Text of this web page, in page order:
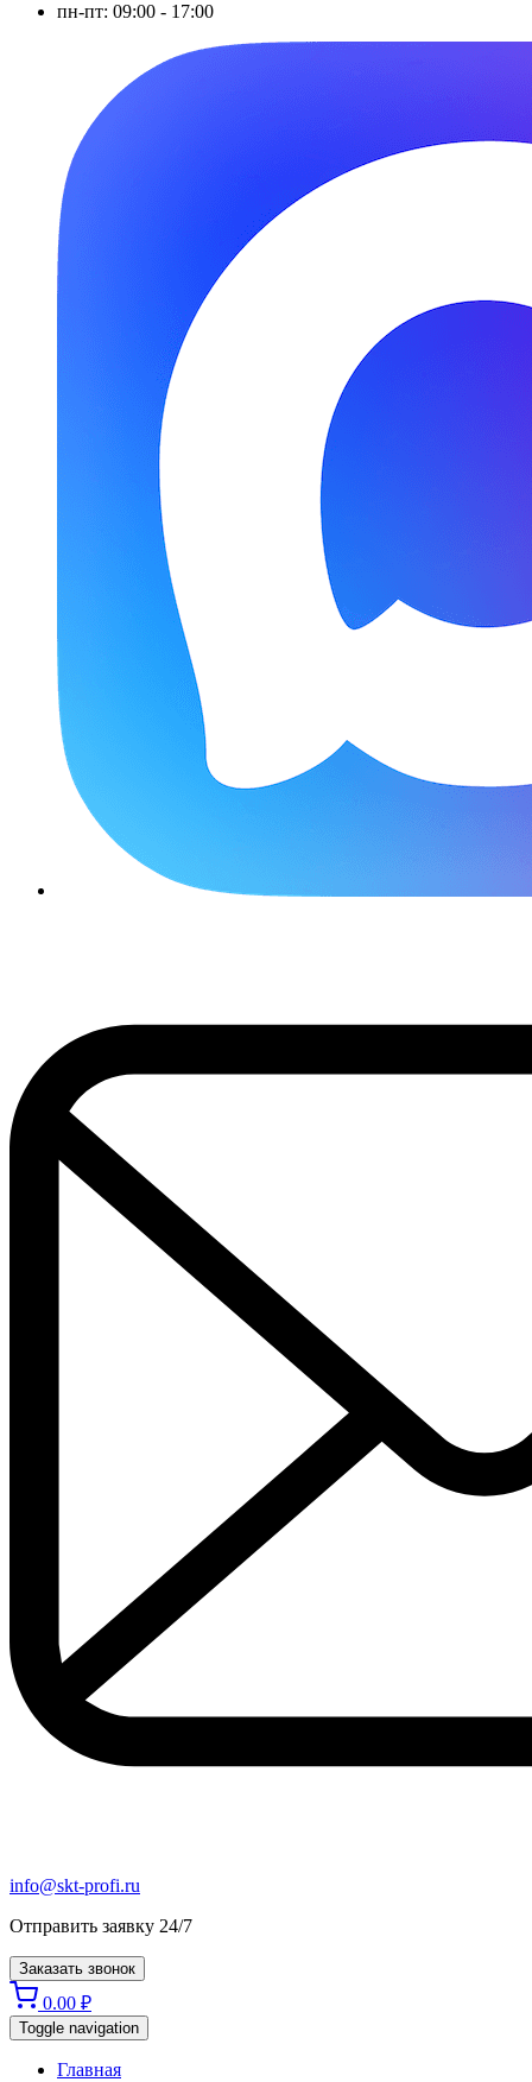
пн-пт: 09:00 - 17:00
info@skt-profi.ru
Отправить заявку 24/7
Заказать звонок
0.00 ₽
Toggle navigation
Главная